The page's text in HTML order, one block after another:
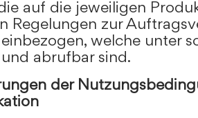
auf die jeweiligen
Regelungen zur
welche unter
abrufbar sind.
der